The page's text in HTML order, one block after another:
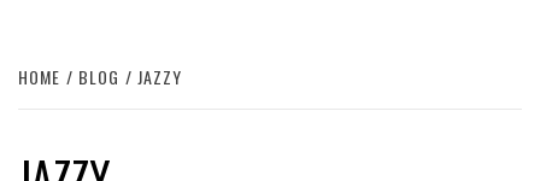
HOME BLOG JAZZY